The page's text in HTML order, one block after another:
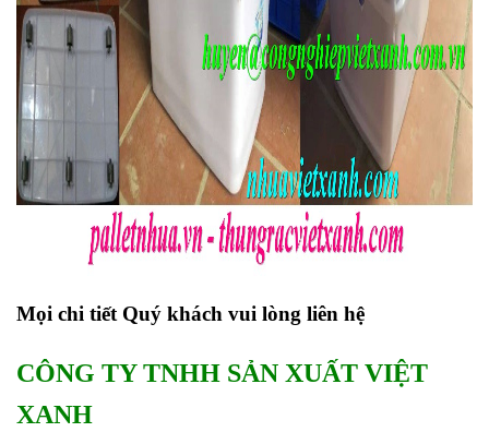
Mọi chi tiết Quý khách vui lòng liên hệ
CÔNG TY TNHH SẢN XUẤT VIỆT
XANH